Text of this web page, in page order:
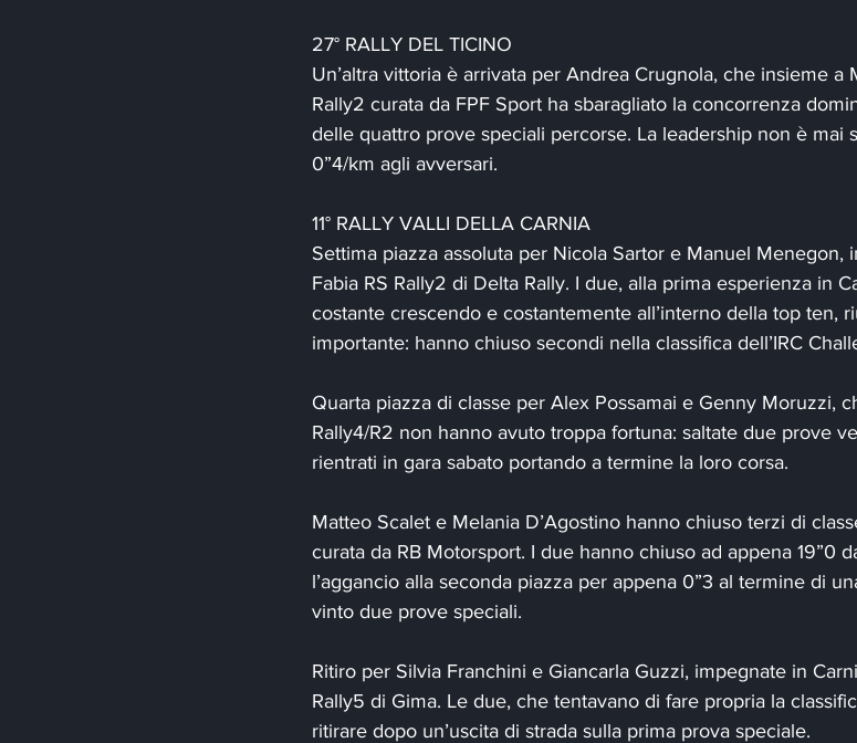
27° RALLY DEL TICINO
Un’altra vittoria è arrivata per Andrea Crugnola, che insieme a
Rally2 curata da FPF Sport ha sbaragliato la concorrenza
delle quattro prove speciali percorse. La leadership non è mai
0”4/km agli avversari.
11° RALLY VALLI DELLA CARNIA
Settima piazza assoluta per Nicola Sartor e Manuel Menegon,
Fabia RS Rally2 di Delta Rally. I due, alla prima esperienza in
costante crescendo e costantemente all’interno della top ten,
importante: hanno chiuso secondi nella classifica dell’IRC
Quarta piazza di classe per Alex Possamai e Genny Moruzzi,
Rally4/R2 non hanno avuto troppa fortuna: saltate due prove
rientrati in gara sabato portando a termine la loro corsa.
Matteo Scalet e Melania D’Agostino hanno chiuso terzi di
curata da RB Motorsport. I due hanno chiuso ad appena 19”0
l’aggancio alla seconda piazza per appena 0”3 al termine di
vinto due prove speciali.
Ritiro per Silvia Franchini e Giancarla Guzzi, impegnate in
Rally5 di Gima. Le due, che tentavano di fare propria la
ritirare dopo un’uscita di strada sulla prima prova speciale.